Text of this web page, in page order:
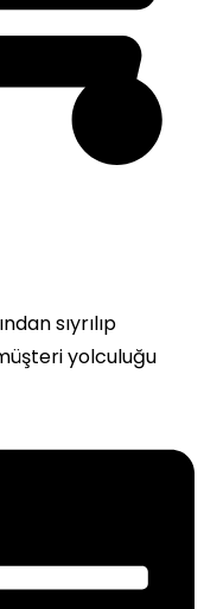
sıyrılıp
yolculuğu